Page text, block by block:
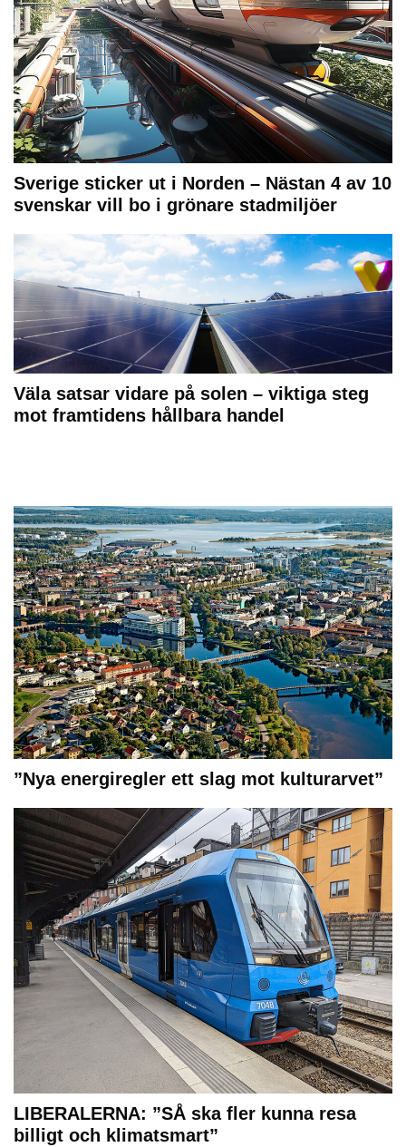
Sverige sticker ut i Norden – Nästan 4 av 10
svenskar vill bo i grönare stadmiljöer
Väla satsar vidare på solen – viktiga steg
mot framtidens hållbara handel
”Nya energiregler ett slag mot kulturarvet”
LIBERALERNA: ”SÅ ska fler kunna resa
billigt och klimatsmart”